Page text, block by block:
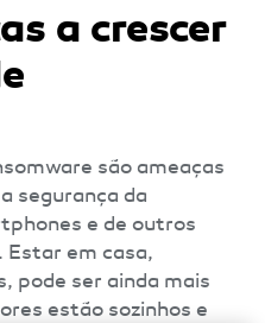
a crescer
são ameaças
segurança da
e de outros
em casa,
pode ser ainda mais
estão sozinhos e